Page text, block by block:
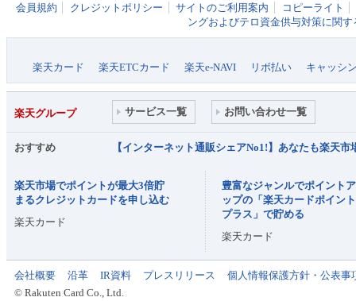
会員規約 クレジットポリシー サイトのご利用案内
コピーライト
ングおよびテロ資金供与対策に関
楽天カード
楽天ETCカード 楽天e-NAVI リボ払い キャッシ
楽天グループ サービス一覧 お問い合わせ一覧
おすすめ 【インターネット通販シェアNo1!】あなたも楽天
楽天市場でポイントが最大3倍貯
まるクレジットカードを申し込む
楽天カード
豊富なジャンルでポイントア
ップの「楽天カードポイント
プラス」で貯める
楽天カード
会社概要 沿革 IR資料 プレスリリース
個人情報保護方針・公表事
© Rakuten Card Co., Ltd.